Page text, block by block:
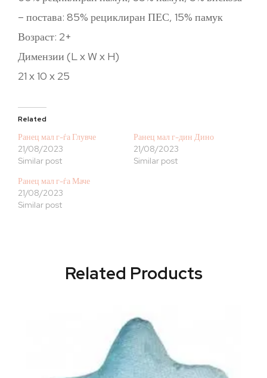
– постава: 85% рециклиран ПЕС, 15% памук
Возраст: 2+
Димензии (L x W x H)
21 x 10 x 25
Related
Ранец мал г-ѓа Глувче
21/08/2023
Similar post
Ранец мал г-дин Дино
21/08/2023
Similar post
Ранец мал г-ѓа Маче
21/08/2023
Similar post
Related Products